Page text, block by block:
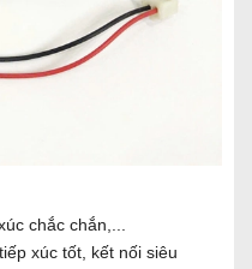
chắc chắn,...
xúc tốt, kết nối siêu